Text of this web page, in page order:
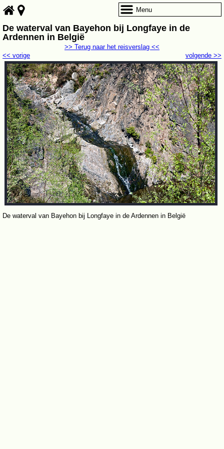
De waterval van Bayehon bij Longfaye in de
Ardennen in België
volgende >>
<< vorige
>> Terug naar het reisverslag <<
De waterval van Bayehon bij Longfaye in de Ardennen in België
Menu